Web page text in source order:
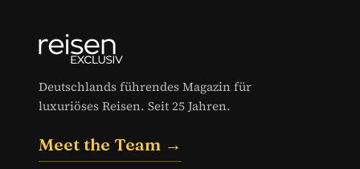
Deutschlands führendes Magazin für
luxuriöses Reisen. Seit 25 Jahren.
Meet the Team →